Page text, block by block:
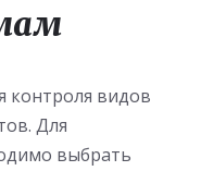
контроля видов
Для
выбрать